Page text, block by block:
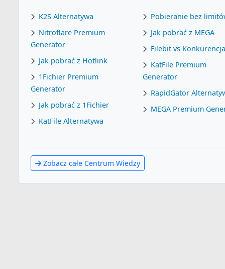
K2S Alternatywa
Nitroflare Premium
Generator
Jak pobrać z Hotlink
1Fichier Premium
Generator
Jak pobrać z 1Fichier
KatFile Alternatywa
Pobieranie bez
Jak pobrać z MEGA
Filebit vs
KatFile Premium
Generator
RapidGator
MEGA Premium
Zobacz całe Centrum Wiedzy